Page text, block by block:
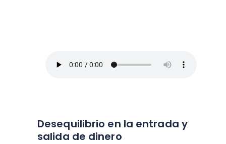
Desequilibrio en la entrada y
salida de dinero